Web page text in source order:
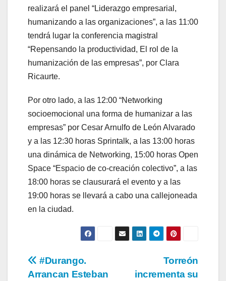
realizará el panel “Liderazgo empresarial,
humanizando a las organizaciones”, a las 11:00
tendrá lugar la conferencia magistral
“Repensando la productividad, El rol de la
humanización de las empresas”, por Clara
Ricaurte.
Por otro lado, a las 12:00 “Networking
socioemocional una forma de humanizar a las
empresas” por Cesar Arnulfo de León Alvarado
y a las 12:30 horas Sprintalk, a las 13:00 horas
una dinámica de Networking, 15:00 horas Open
Space “Espacio de co-creación colectivo”, a las
18:00 horas se clausurará el evento y a las
19:00 horas se llevará a cabo una callejoneada
en la ciudad.
Navegación
Torreón
incrementa su
#Durango.
Arrancan Esteban